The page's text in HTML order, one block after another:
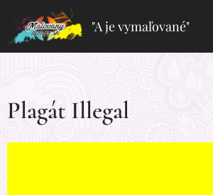
"A je vymaľované"
Plagát Illegal